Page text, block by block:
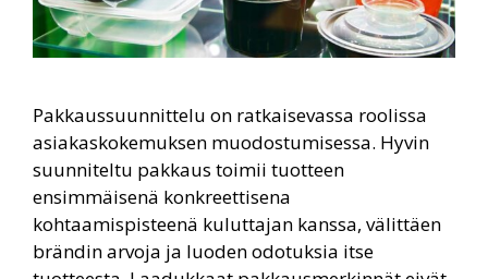
Pakkaussuunnittelu on ratkaisevassa roolissa
asiakaskokemuksen muodostumisessa. Hyvin
suunniteltu pakkaus toimii tuotteen
ensimmäisenä konkreettisena
kohtaamispisteenä kuluttajan kanssa, välittäen
brändin arvoja ja luoden odotuksia itse